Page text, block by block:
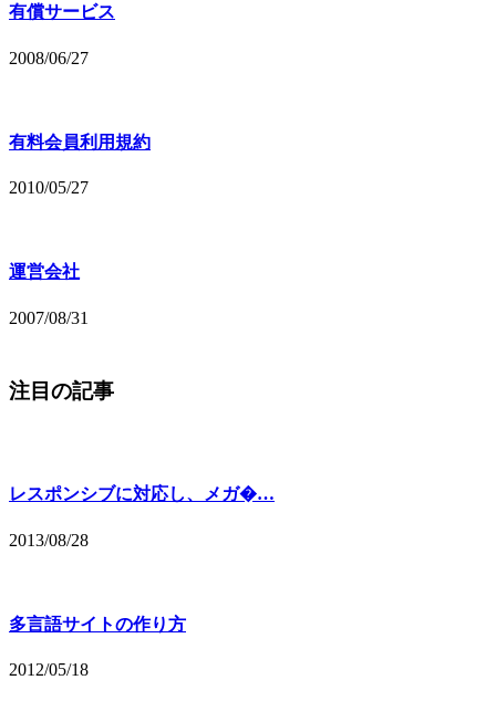
有償サービス
2008/06/27
有料会員利用規約
2010/05/27
運営会社
2007/08/31
注目の記事
レスポンシブに対応し、メガ�…
2013/08/28
多言語サイトの作り方
2012/05/18